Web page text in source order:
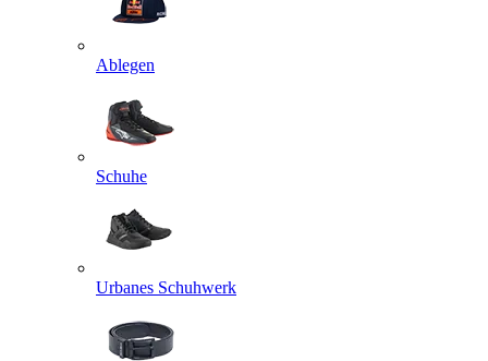
Ablegen
Schuhe
Urbanes Schuhwerk